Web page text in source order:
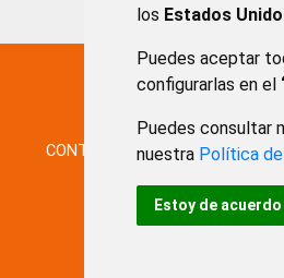
los Estados
Puedes aceptar
configurarlas en el
Puedes consultar
nuestra Política
Estoy de acuerdo
CONTACTO MAPA WEB